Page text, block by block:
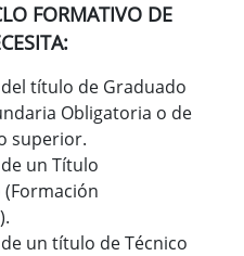
FORMATIVO DE
título de Graduado
Obligatoria o de
superior.
un Título
(Formación
un título de Técnico